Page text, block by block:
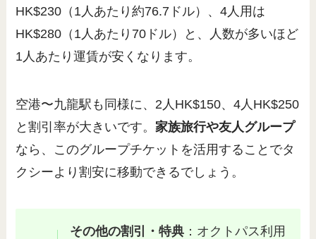
HK$230（1人あたり約76.7ドル）、4人用は
HK$280（1人あたり70ドル）と、人数が多いほど
1人あたり運賃が安くなります。
空港〜九龍駅も同様に、2人HK$150、4人HK$250
と割引率が大きいです。家族旅行や友人グループ
なら、このグループチケットを活用することでタ
クシーより割安に移動できるでしょう。
その他の割引・特典：オクトパス利用